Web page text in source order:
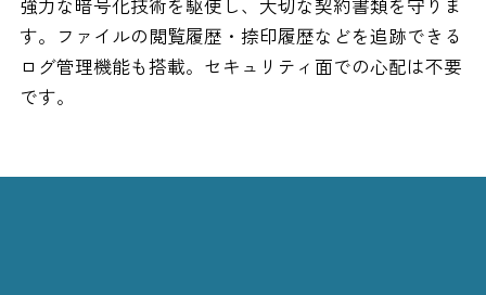
す。ファイルの閲覧履歴・捺印履歴などを追跡できる
ログ管理機能も搭載。セキュリティ面での心配は不要
です。